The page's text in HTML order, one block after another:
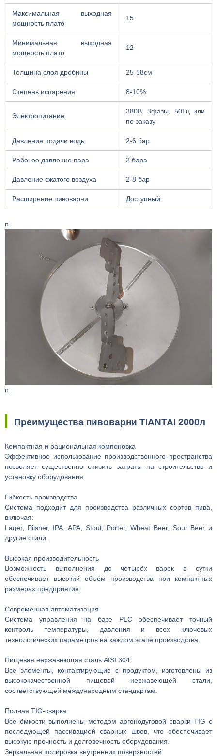
Максимальная выходная
мощность плато
15
Минимальная выходная
мощность плато
12
Толщина слоя дробины 25-38см
Степень испарения 8-10%
Электропитание
380В, 3фазы, 50Гц или
по заказу
Давление подачи воды 2-6 бар
Рабочее давление пара 2 бара
Давление сжатого воздуха 2-8 бар
Расширение пивоварни Доступный
n
n
Преимущества пивоварни TIANTAI 2000л
Компактная и рациональная компоновка
Эффективное использование производственного пространства
позволяет существенно снизить затраты на строительство и
установку оборудования.
Гибкость производства
Система подходит для производства различных сортов пива,
включая:
Lager, Pilsner, IPA, APA, Stout, Porter, Wheat Beer, Sour Beer и
другие стили.
Высокая производительность
Возможность выполнения до четырёх варок в сутки
обеспечивает высокий объём производства при компактных
размерах предприятия.
Современная автоматизация
Система управления на базе PLC обеспечивает точный
контроль температуры, давления и всех ключевых
технологических параметров на каждом этапе производства.
Пищевая нержавеющая сталь AISI 304
Все элементы, контактирующие с продуктом, изготовлены из
высококачественной пищевой нержавеющей стали,
соответствующей международным стандартам.
Полная TIG-сварка
Все ёмкости выполнены методом аргонодуговой сварки TIG с
последующей пассивацией сварных швов, что обеспечивает
высокую прочность и долговечность оборудования.
Зеркальная полировка внутренних поверхностей